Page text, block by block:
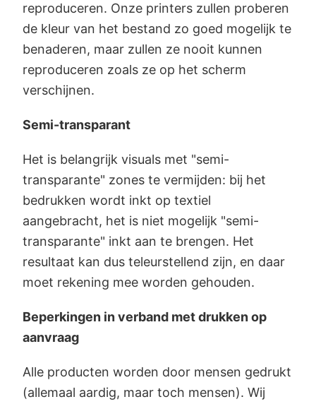
reproduceren. Onze printers zullen proberen
de kleur van het bestand zo goed mogelijk te
benaderen, maar zullen ze nooit kunnen
reproduceren zoals ze op het scherm
verschijnen.
Semi-transparant
Het is belangrijk visuals met "semi-
transparante" zones te vermijden: bij het
bedrukken wordt inkt op textiel
aangebracht, het is niet mogelijk "semi-
transparante" inkt aan te brengen. Het
resultaat kan dus teleurstellend zijn, en daar
moet rekening mee worden gehouden.
Beperkingen in verband met drukken op
aanvraag
Alle producten worden door mensen gedrukt
(allemaal aardig, maar toch mensen). Wij